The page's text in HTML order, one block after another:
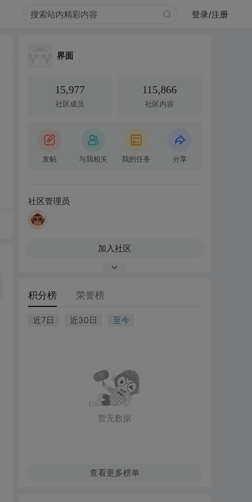
登录/注册
界面
15,977
社区成员
115,866
社区内容
发帖 与我相关 我的任务 分享
社区管理员
加入社区
积分榜 荣誉榜
近7日 近30日 至今
暂无数据
查看更多榜单